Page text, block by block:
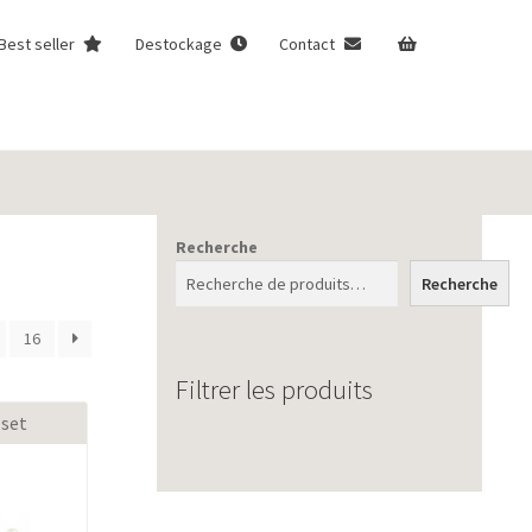
seller Destockage Contact
16
Recherche
Recherche
Filtrer les produits